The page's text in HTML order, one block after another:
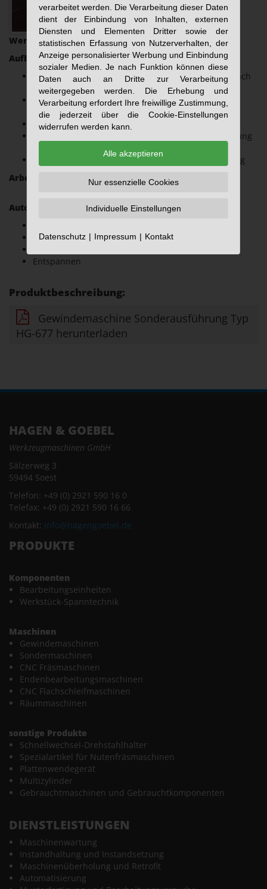
Werkstücke:Rohre bzw. Stangen
Aufbau:
Gewindebohreinheit Typ GE-16/2 oder GE-22/2 je nach
Leistungsbedarf.
Sonderspindel und Auslösemechanik für
Außengewindeschneidkopf, Eilgangeinrichtung
Pneumatisch betätigter Zentrierspannstock
Unterbau mit Kühlmittelanlage und Schutzverkleidung
Komplette elektrische- und pneumatische Steuerung
Arbeitsablauf:
Werkstückwechsel manuell
Automatischer Ablauf für:
steigungsgenaues Gewindeschneiden
Entspannen
Produktbeschreibung:
Gewindemaschine Sonderausführung Typ
HG-677 herunterladen
HAGEN & GOEBEL
Werkzeugmaschinen GmbH
Sälzerweg 3
59494 Soest
Telefon: +49 (0) 2921 590 16 0
Telefax: +49 (0) 2921 590 16 66
Kontakt: info@hagengoebel.de
PRODUKTE
Komponenten
Bearbeitungseinheiten
Werkstück-Spanntechnik
Maschinen
Gewindemaschinen
Sondermaschinen
CNC Fräsmaschinen
Endenbearbeitungsmaschinen
CNC Flachschleifmaschinen
Räummaschinen
sonstige Produkte
Schnellwechsel-Drehstahlhalter
Spezialartikel für Nutenfräsmaschinen
Plattenwendegerät
Multizylinder
Gebrauchtmaschinen und Gebrauchtkomponenten
DIENSTLEISTUNGEN
Maschinenwartung
Instandhaltung und Instandsetzung
Maschinenüberholung und Retrofit
Automatisierung
verarbeitet werden. Die Verarbeitung dieser Daten
dient der Einbindung von Inhalten, externen
Diensten und Elementen Dritter sowie der
statistischen Erfassung von Nutzerverhalten, der
Anzeige personalisierter Werbung und Einbindung
sozialer Medien. Je nach Funktion können diese
Daten auch an Dritte zur Verarbeitung
weitergegeben werden. Die Erhebung und
Verarbeitung erfordert Ihre freiwillige Zustimmung,
die jederzeit über die Cookie-Einstellungen
widerrufen werden kann.
Alle akzeptieren
Nur essenzielle Cookies
Individuelle Einstellungen
Datenschutz Impressum Kontakt